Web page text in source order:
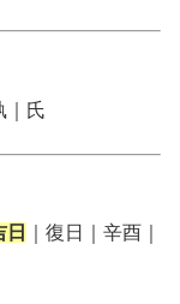
｜氏
日
｜復日｜辛酉｜